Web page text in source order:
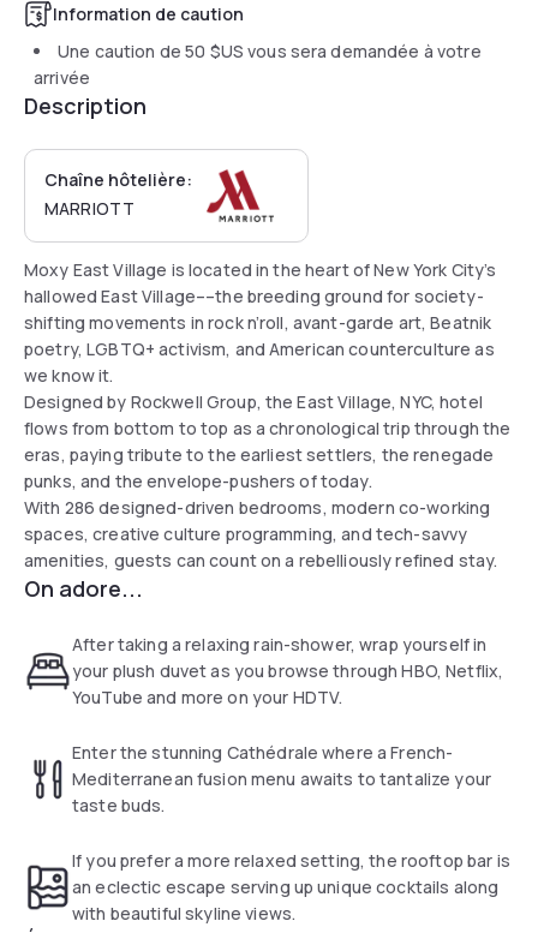
Information de caution
Une caution de50 $US vous sera demandée à votre
arrivée
Description
Chaîne hôtelière:
MARRIOTT
Moxy East Village is located in the heart of New York City’s
hallowed East Village––the breeding ground for society-
shifting movements in rock n’roll, avant-garde art, Beatnik
poetry, LGBTQ+ activism, and American counterculture as
we know it.
Designed by Rockwell Group, the East Village, NYC, hotel
flows from bottom to top as a chronological trip through the
eras, paying tribute to the earliest settlers, the renegade
punks, and the envelope-pushers of today.
With 286 designed-driven bedrooms, modern co-working
spaces, creative culture programming, and tech-savvy
amenities, guests can count on a rebelliously refined stay.
On adore...
After taking a relaxing rain-shower, wrap yourself in
your plush duvet as you browse through HBO, Netflix,
YouTube and more on your HDTV.
Enter the stunning Cathédrale where a French-
Mediterranean fusion menu awaits to tantalize your
taste buds.
If you prefer a more relaxed setting, the rooftop bar is
an eclectic escape serving up unique cocktails along
with beautiful skyline views.